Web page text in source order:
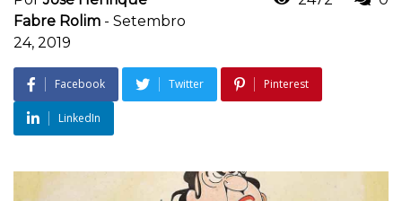
Fabre Rolim - Setembro
24, 2019
Facebook Twitter Pinterest
LinkedIn